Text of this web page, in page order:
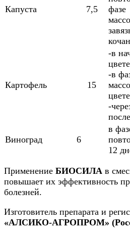
Капуста 7,5
фазе
Картофель 15
-в
-в
-
Виноград 6
в
12
Применение БИОСИЛА в
повышает их эффективность
болезней.
Изготовитель препарата и
«АЛСИКО-АГРОПРОМ»